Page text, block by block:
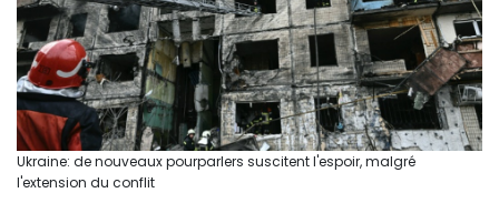
Ukraine: de nouveaux pourparlers suscitent l'espoir, malgré
l'extension du conflit